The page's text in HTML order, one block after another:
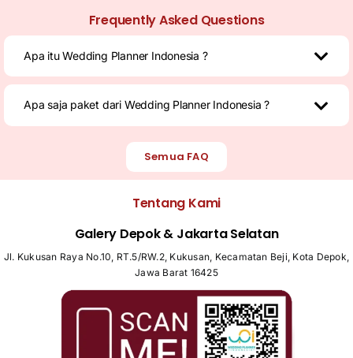
Frequently Asked Questions
Apa itu Wedding Planner Indonesia ?
Apa saja paket dari Wedding Planner Indonesia ?
Semua FAQ
Tentang Kami
Galery Depok & Jakarta Selatan
Jl. Kukusan Raya No.10, RT.5/RW.2, Kukusan, Kecamatan Beji, Kota Depok,
Jawa Barat 16425